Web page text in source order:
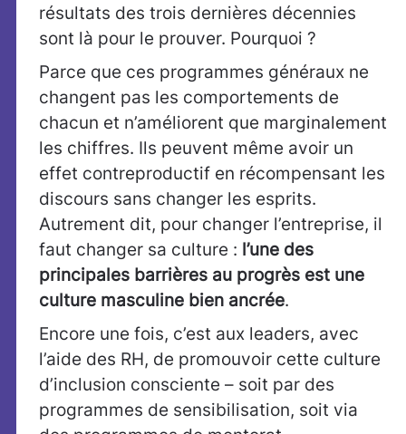
résultats des trois dernières décennies
sont là pour le prouver. Pourquoi ?
Parce que ces programmes généraux ne
changent pas les comportements de
chacun et n’améliorent que marginalement
les chiffres. Ils peuvent même avoir un
effet contreproductif en récompensant les
discours sans changer les esprits.
Autrement dit, pour changer l’entreprise, il
faut changer sa culture : l’une des
principales barrières au progrès est une
culture masculine bien ancrée.
Encore une fois, c’est aux leaders, avec
l’aide des RH, de promouvoir cette culture
d’inclusion consciente – soit par des
programmes de sensibilisation, soit via